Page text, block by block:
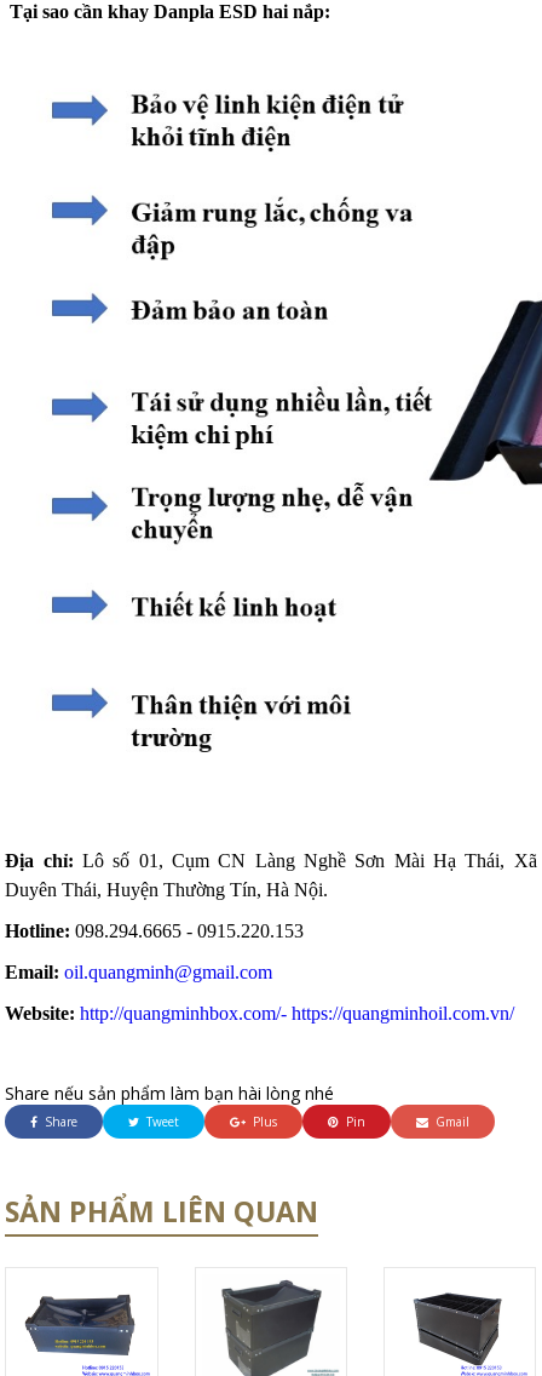
Tại sao cần khay Danpla ESD hai nắp:
Địa chỉ: Lô số 01, Cụm CN Làng Nghề Sơn Mài Hạ Thái, Xã
Duyên Thái, Huyện Thường Tín, Hà Nội.
Hotline: 098.294.6665 - 0915.220.153
Email: oil.quangminh@gmail.com
Website: http://quangminhbox.com/- https://quangminhoil.com.vn/
Share nếu sản phẩm làm bạn hài lòng nhé
Share Tweet Plus Pin Gmail
SẢN PHẨM LIÊN QUAN